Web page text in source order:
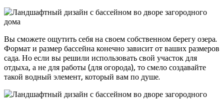
Вы сможете ощутить себя на своем собственном берегу озера.
Формат и размер бассейна конечно зависит от ваших размеров
сада. Но если вы решили использовать свой участок для
отдыха, а не для работы (для огорода), то смело создавайте
такой водный элемент, который вам по душе.